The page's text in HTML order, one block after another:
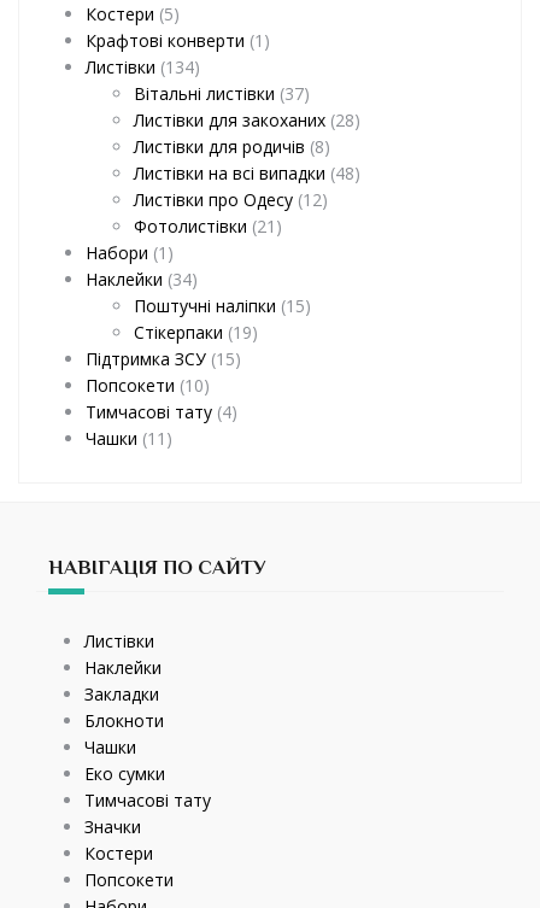
Костери (5)
Крафтові конверти (1)
Листівки (134)
Вітальні листівки (37)
Листівки для закоханих (28)
Листівки для родичів (8)
Листівки на всі випадки (48)
Листівки про Одесу (12)
Фотолистівки (21)
Набори (1)
Наклейки (34)
Поштучні наліпки (15)
Стікерпаки (19)
Підтримка ЗСУ (15)
Попсокети (10)
Тимчасові тату (4)
Чашки (11)
НАВІГАЦІЯ ПО САЙТУ
Листівки
Наклейки
Закладки
Блокноти
Чашки
Еко сумки
Тимчасові тату
Значки
Костери
Попсокети